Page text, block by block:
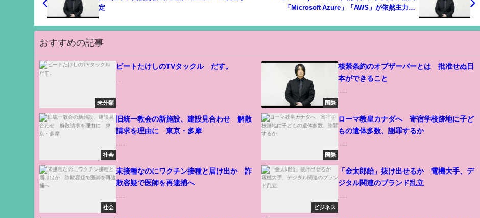
定
「Microsoft Azure」「AWS」が依然主力に--
おすすめの記事
未分類
ビートたけしのTVタックル だす。
国際
核禁条約のオブザーバーとは 批准せぬ日
本ができること
社会
旧統一教会の新施設、建設見合わせ 解散
請求を理由に 東京・多摩
国際
ローマ教皇カナダへ 寄宿学校跡地に子ど
もの遺体多数、謝罪するか
社会
未接種なのにワクチン接種と届け出か 詐
欺容疑で医師を再逮捕へ
ビジネス
「金太郎飴」抜け出せるか 電機大手、デ
ジタル関連のブランド乱立